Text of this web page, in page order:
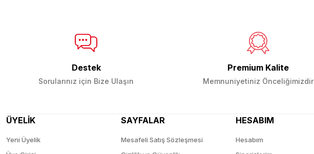
Destek
Sorularınız için Bize Ulaşın
Premium Kalite
Memnuniyetiniz Önceliğimizdir
ÜYELİK
Yeni Üyelik
SAYFALAR
Mesafeli Satış Sözleşmesi
HESABIM
Hesabım